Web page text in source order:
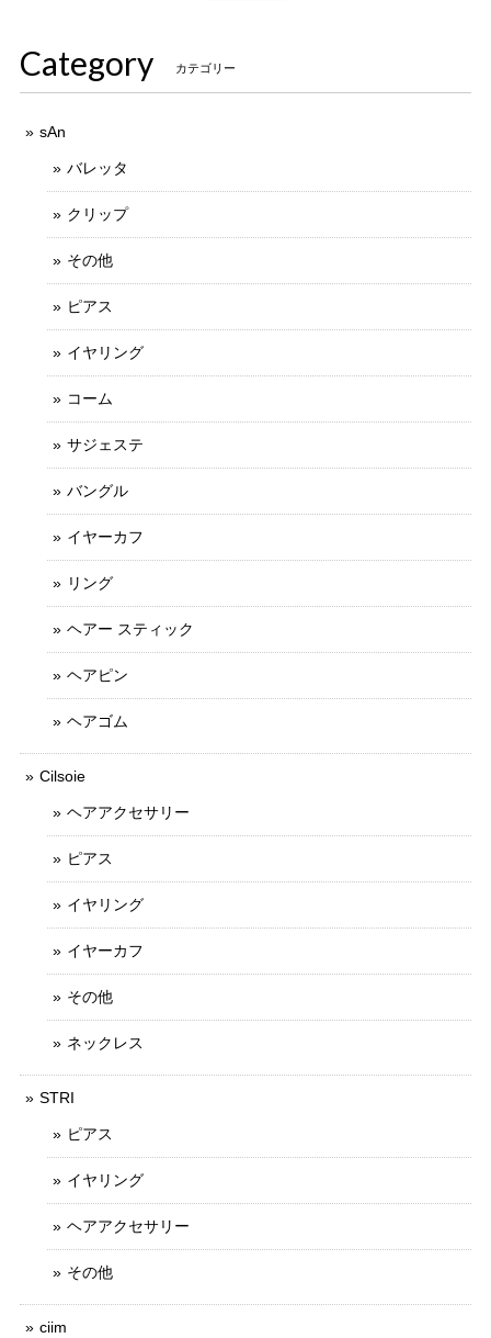
Category カテゴリー
sAn
バレッタ
クリップ
その他
ピアス
イヤリング
コーム
サジェステ
バングル
イヤーカフ
リング
ヘアー スティック
ヘアピン
ヘアゴム
Cilsoie
ヘアアクセサリー
ピアス
イヤリング
イヤーカフ
その他
ネックレス
STRI
ピアス
イヤリング
ヘアアクセサリー
その他
ciim